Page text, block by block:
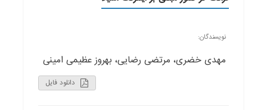
نویسندگان:
مهدی خضری، مرتضی رضایی، بهروز عظیمی امینی
دانلود فایل